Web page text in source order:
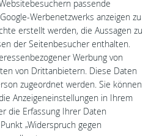
passende
Werbenetzwerks anzeigen zu
erstellt werden, die Aussagen zu
der Seitenbesucher enthalten.
Werbung von
von Drittanbietern. Diese Daten
zugeordnet werden. Sie können
Anzeigeneinstellungen in Ihrem
die Erfassung Ihrer Daten
„Widerspruch gegen